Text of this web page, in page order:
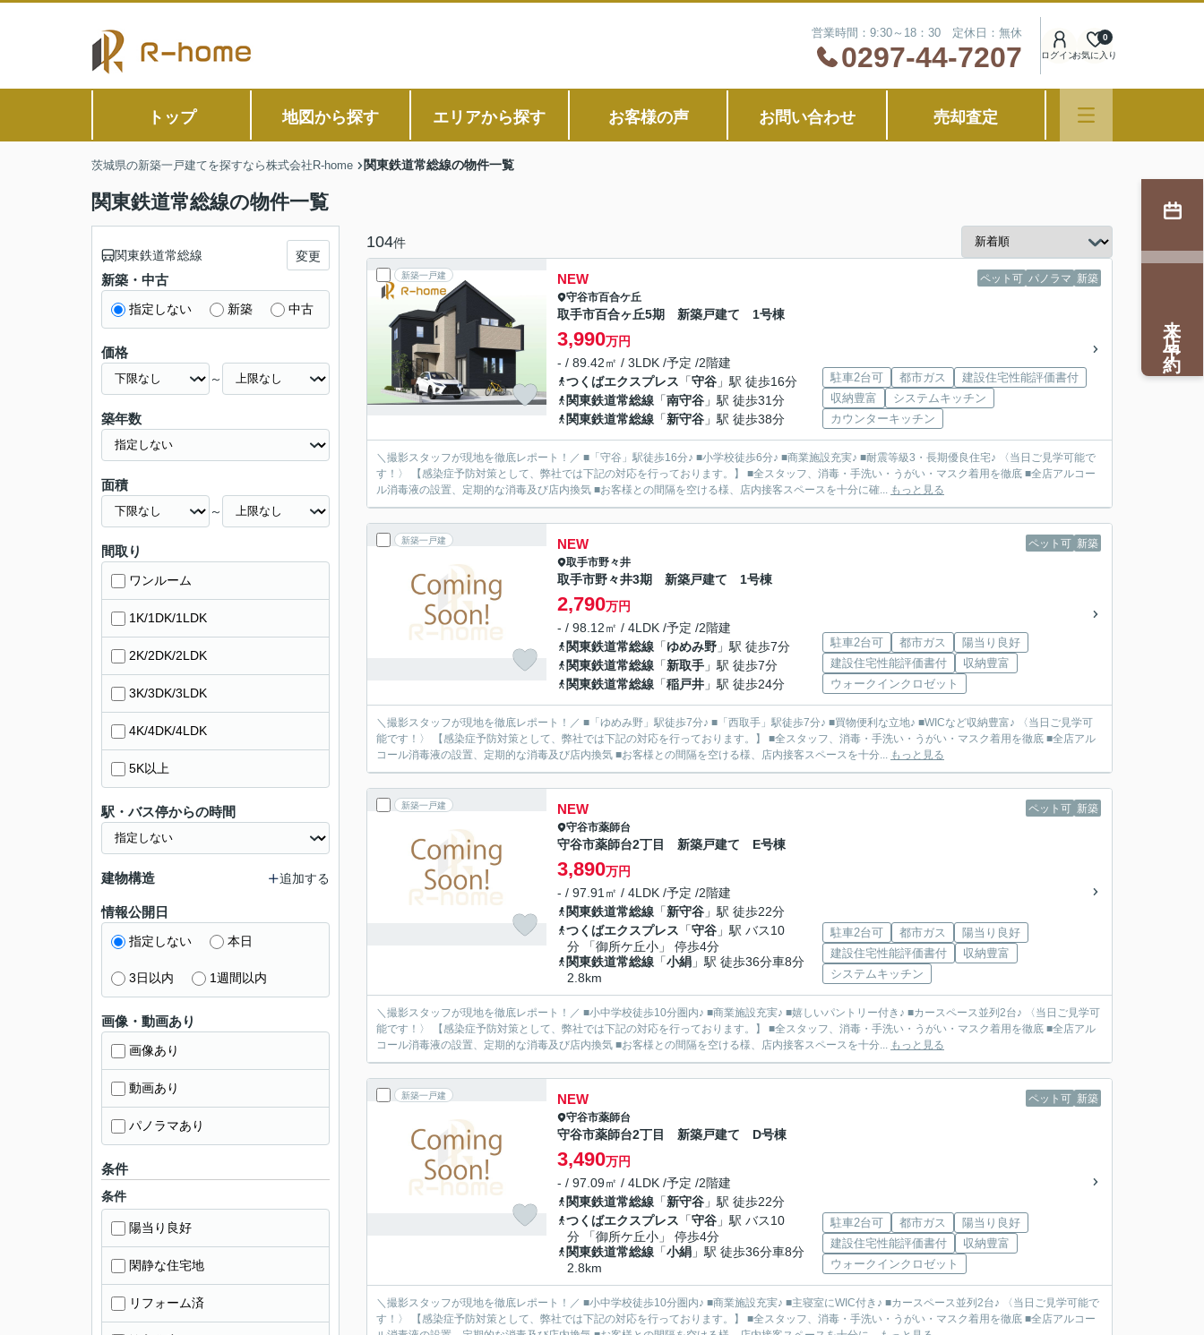
営業時間：9:30～18：30 定休日：無休
0297-44-7207 ログインお気に入り
0
トップ 地図から探す エリアから探す お客様の声 お問い合わせ 売却査定
茨城県の新築一戸建てを探すなら株式会社R-home 関東鉄道常総線の物件一覧
関東鉄道常総線の物件一覧
104件
新築一戸建 ペット可 パノラマ 新築
NEW
守谷市百合ケ丘
取手市百合ヶ丘5期 新築戸建て 1号棟
3,990万円
- / 89.42㎡ / 3LDK /予定 /2階建
つくばエクスプレス 「守谷 」駅 徒歩16分
関東鉄道常総線 「南守谷 」駅 徒歩31分
関東鉄道常総線 「新守谷 」駅 徒歩38分
駐車2台可 都市ガス
建設住宅性能評価書付
収納豊富
システムキッチン
カウンターキッチン
＼撮影スタッフが現地を徹底レポート！／ ■「守谷」駅徒歩16分♪ ■小学校徒歩6分♪ ■商業施設充実♪ ■耐震等級3・長期優良住宅♪ 〈当日ご見学可能で
す！〉 【感染症予防対策として、弊社では下記の対応を行っております。】 ■全スタッフ、消毒・手洗い・うがい・マスク着用を徹底 ■全店アルコー
ル消毒液の設置、定期的な消毒及び店内換気 ■お客様との間隔を空ける様、店内接客スペースを十分に確... もっと見る
新築一戸建 ペット可 新築
NEW
取手市野々井
取手市野々井3期 新築戸建て 1号棟
2,790万円
- / 98.12㎡ / 4LDK /予定 /2階建
関東鉄道常総線 「ゆめみ野 」駅 徒歩7分
関東鉄道常総線 「新取手 」駅 徒歩7分
関東鉄道常総線 「稲戸井 」駅 徒歩24分
駐車2台可 都市ガス
陽当り良好
建設住宅性能評価書付
収納豊富
ウォークインクロゼット
＼撮影スタッフが現地を徹底レポート！／ ■「ゆめみ野」駅徒歩7分♪ ■「西取手」駅徒歩7分♪ ■買物便利な立地♪ ■WICなど収納豊富♪ 〈当日ご見学可
能です！〉 【感染症予防対策として、弊社では下記の対応を行っております。】 ■全スタッフ、消毒・手洗い・うがい・マスク着用を徹底 ■全店アル
コール消毒液の設置、定期的な消毒及び店内換気 ■お客様との間隔を空ける様、店内接客スペースを十分... もっと見る
新築一戸建 ペット可 新築
NEW
守谷市薬師台
守谷市薬師台2丁目 新築戸建て E号棟
3,890万円
- / 97.91㎡ / 4LDK /予定 /2階建
関東鉄道常総線 「新守谷 」駅 徒歩22分
つくばエクスプレス 「守谷 」駅 バス10
分 「御所ケ丘小」 停歩4分
関東鉄道常総線 「小絹 」駅 徒歩36分車8分
2.8km
駐車2台可 都市ガス
陽当り良好
建設住宅性能評価書付
収納豊富
システムキッチン
＼撮影スタッフが現地を徹底レポート！／ ■小中学校徒歩10分圏内♪ ■商業施設充実♪ ■嬉しいパントリー付き♪ ■カースペース並列2台♪ 〈当日ご見学可
能です！〉 【感染症予防対策として、弊社では下記の対応を行っております。】 ■全スタッフ、消毒・手洗い・うがい・マスク着用を徹底 ■全店アル
コール消毒液の設置、定期的な消毒及び店内換気 ■お客様との間隔を空ける様、店内接客スペースを十分... もっと見る
新築一戸建 ペット可 新築
NEW
守谷市薬師台
守谷市薬師台2丁目 新築戸建て D号棟
3,490万円
- / 97.09㎡ / 4LDK /予定 /2階建
関東鉄道常総線 「新守谷 」駅 徒歩22分
つくばエクスプレス 「守谷 」駅 バス10
分 「御所ケ丘小」 停歩4分
関東鉄道常総線 「小絹 」駅 徒歩36分車8分
2.8km
駐車2台可 都市ガス
陽当り良好
建設住宅性能評価書付
収納豊富
ウォークインクロゼット
＼撮影スタッフが現地を徹底レポート！／ ■小中学校徒歩10分圏内♪ ■商業施設充実♪ ■主寝室にWIC付き♪ ■カースペース並列2台♪ 〈当日ご見学可能で
す！〉 【感染症予防対策として、弊社では下記の対応を行っております。】 ■全スタッフ、消毒・手洗い・うがい・マスク着用を徹底 ■全店アルコー
関東鉄道常総線 変更
新築・中古
指定しない 新築 中古
価格
～
築年数
面積
～
間取り
ワンルーム
1K/1DK/1LDK
2K/2DK/2LDK
3K/3DK/3LDK
4K/4DK/4LDK
5K以上
駅・バス停からの時間
建物構造 追加する
情報公開日
指定しない 本日
3日以内 1週間以内
画像・動画あり
画像あり
動画あり
パノラマあり
条件
条件
陽当り良好
閑静な住宅地
リフォーム済
来店予約